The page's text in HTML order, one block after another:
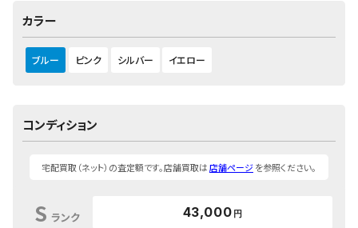
カラー
ブルー ピンク シルバー イエロー
コンディション
宅配買取（ネット）の査定額です。店舗買取は店舗ページを参照ください。
S ランク 43,000 円